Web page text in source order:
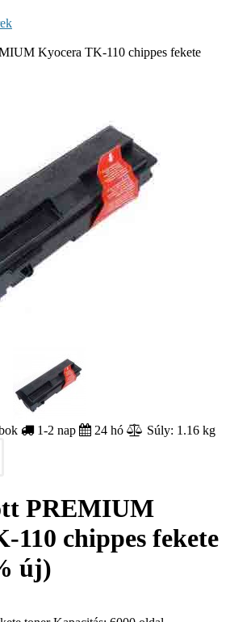
Kyocera TK-110 chippes fekete
1-2 nap 24 hó Súly: 1.16 kg
PREMIUM
110 chippes fekete
új)